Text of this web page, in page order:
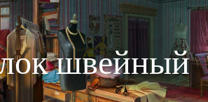
швейный